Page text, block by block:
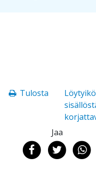
Tulosta
Löytyikö
Jaa